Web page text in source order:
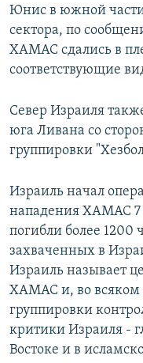
Юнис в южной части
сектора, по
ХАМАС сдались в
соответствующие
Север Израиля
юга Ливана со
группировки
Израиль начал
нападения ХАМАС 7
погибли более 1200
захваченных в
Израиль называет
ХАМАС и, во всяком
группировки
критики Израиля -
Востоке и в